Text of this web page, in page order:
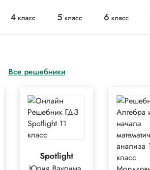
4 класс 5 класс 6 класс
Все решебники
Spotlight